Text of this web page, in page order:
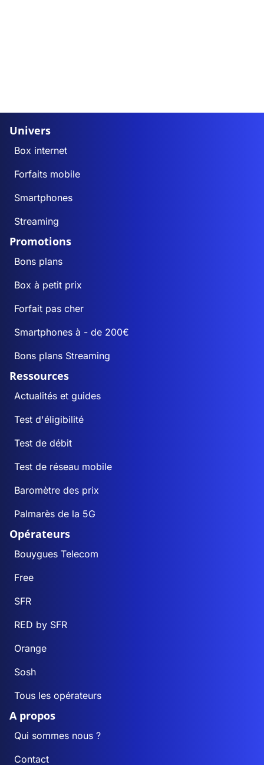
Univers
Box internet
Forfaits mobile
Smartphones
Streaming
Promotions
Bons plans
Box à petit prix
Forfait pas cher
Smartphones à - de 200€
Bons plans Streaming
Ressources
Actualités et guides
Test d'éligibilité
Test de débit
Test de réseau mobile
Baromètre des prix
Palmarès de la 5G
Opérateurs
Bouygues Telecom
Free
SFR
RED by SFR
Orange
Sosh
Tous les opérateurs
A propos
Qui sommes nous ?
Contact